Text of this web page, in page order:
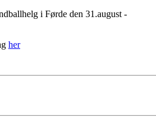
i Førde den 31.august -
her